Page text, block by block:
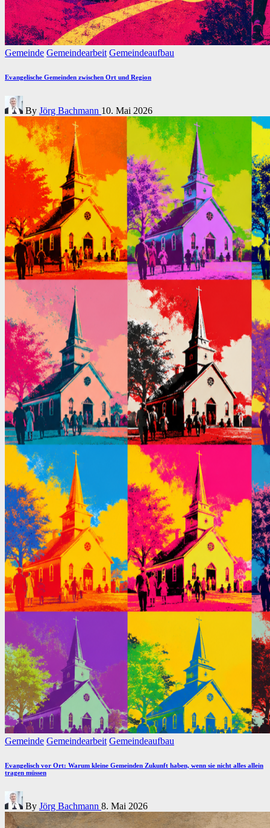
Posted
Gemeinde Gemeindearbeit Gemeindeaufbau
Evangelische Gemeinden zwischen Ort und Region
Posted
by
By Jörg Bachmann 10. Mai 2026
Posted
Gemeinde Gemeindearbeit Gemeindeaufbau
Evangelisch vor Ort: Warum kleine Gemeinden Zukunft haben, wenn sie nicht alles allein
tragen müssen
Posted
by
By Jörg Bachmann 8. Mai 2026